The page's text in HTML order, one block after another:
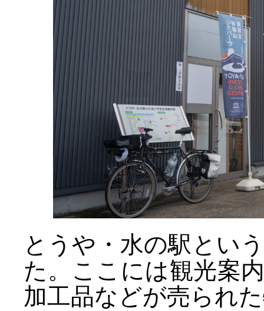
とうや・水の駅とい
た。ここには観光案
加工品などが売られ